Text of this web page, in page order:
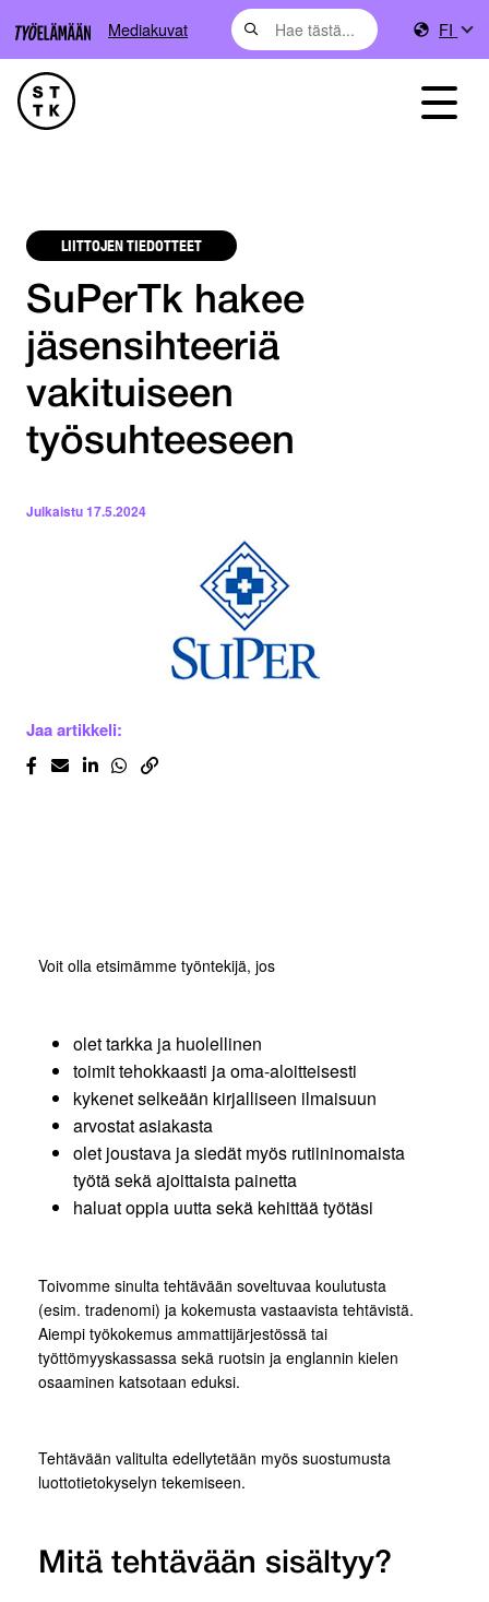
Mediakuvat FI
LIITTOJEN TIEDOTTEET
SuPerTk hakee
jäsensihteeriä
vakituiseen
työsuhteeseen
Julkaistu17.5.2024
Jaa artikkeli:
Voit olla etsimämme työntekijä, jos
olet tarkka ja huolellinen
toimit tehokkaasti ja oma-aloitteisesti
kykenet selkeään kirjalliseen ilmaisuun
arvostat asiakasta
olet joustava ja siedät myös rutiininomaista
työtä sekä ajoittaista painetta
haluat oppia uutta sekä kehittää työtäsi
Toivomme sinulta tehtävään soveltuvaa koulutusta
(esim. tradenomi) ja kokemusta vastaavista tehtävistä.
Aiempi työkokemus ammattijärjestössä tai
työttömyyskassassa sekä ruotsin ja englannin kielen
osaaminen katsotaan eduksi.
Tehtävään valitulta edellytetään myös suostumusta
luottotietokyselyn tekemiseen.
Mitä tehtävään sisältyy?